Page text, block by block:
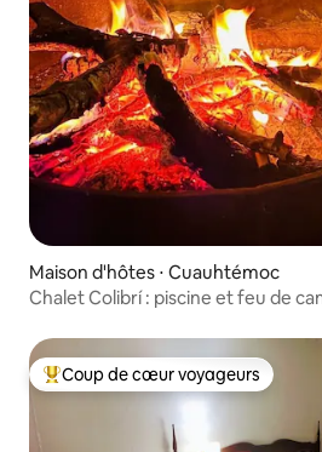
Maison d'hôtes ⋅ Cuauhtémoc
Chalet Colibrí : piscine et feu de
Coups de cœur voyageurs les plus
Coup de cœur voyageurs